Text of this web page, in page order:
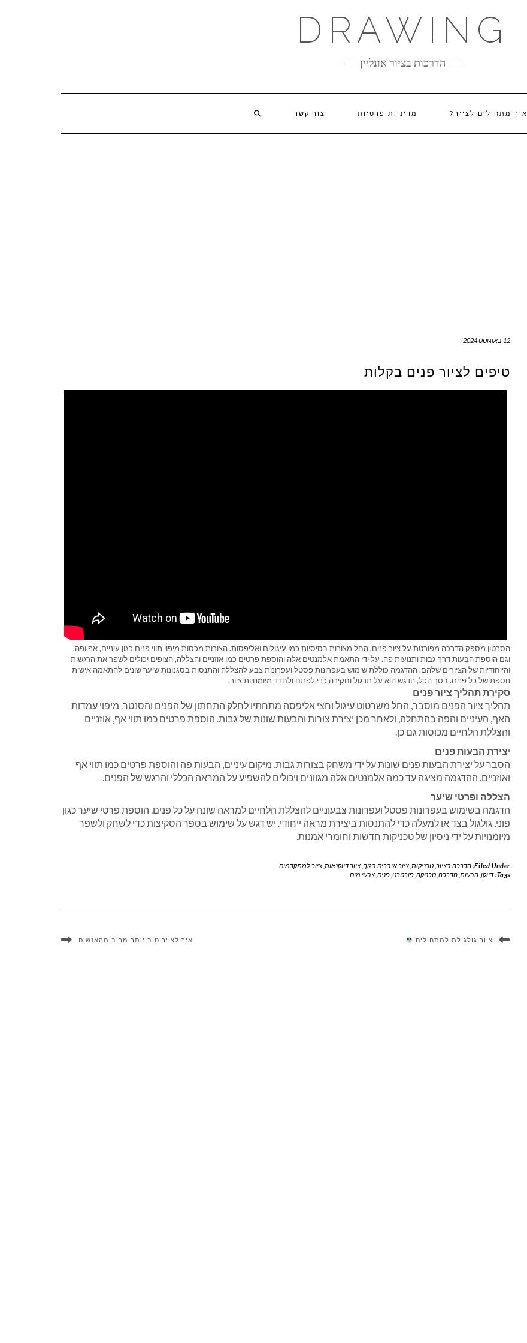
DRAWING
הדרכות בציור אונליין
איך מתחילים לצייר? מדיניות פרטיות צור קשר
12 באוגוסט 2024
טיפים לציור פנים בקלות
הסרטון מספק הדרכה מפורטת על ציור פנים, החל מצורות בסיסיות כמו עיגולים ואליפסות. הצורות מכסות מיפוי תווי פנים כגון עיניים, אף ופה,
וגם הוספת הבעות דרך גבות ותנועות פה. על ידי התאמת אלמנטים אלה והוספת פרטים כמו אוזניים והצללה, הצופים יכולים לשפר את הרגשות
והייחודיות של הציורים שלהם. ההדגמה כוללת שימוש בעפרונות פסטל ועפרונות צבע להצללה והתנסות בסגנונות שיער שונים להתאמה אישית
נוספת של כל פנים. בסך הכל, הדגש הוא על תרגול וחקירה כדי לפתח ולחדד מיומנויות ציור.
סקירת תהליך ציור פנים
תהליך ציור הפנים מוסבר, החל משרטוט עיגול וחצי אליפסה מתחתיו לחלק התחתון של הפנים והסנטר. מיפוי עמדות
האף, העיניים והפה בהתחלה, ולאחר מכן יצירת צורות והבעות שונות של גבות. הוספת פרטים כמו תווי אף, אוזניים
והצללת הלחיים מכוסות גם כן.
יצירת הבעות פנים
הסבר על יצירת הבעות פנים שונות על ידי משחק בצורות גבות, מיקום עיניים, הבעות פה והוספת פרטים כמו תווי אף
ואוזניים. ההדגמה מציגה עד כמה אלמנטים אלה מגוונים ויכולים להשפיע על המראה הכללי והרגש של הפנים.
הצללה ופרטי שיער
הדגמה בשימוש בעפרונות פסטל ועפרונות צבעוניים להצללת הלחיים למראה שונה על כל פנים. הוספת פרטי שיער כגון
פוני, גולגול בצד או למעלה כדי להתנסות ביצירת מראה ייחודי. יש דגש על שימוש בספר הסקיצות כדי לשחק ולשפר
מיומנויות על ידי ניסיון של טכניקות חדשות וחומרי אמנות.
Filed Under: הדרכה בציור, טכניקות ציור איברים בגוף, ציור דיוקנאות ציור למתקדמים
Tags: דיוקן, הבעות הדרכה, טכניקה, פורטרט, פנים, צבעי מים
ציור גולגולת למתחילים איך לצייר טוב יותר מרוב מהאנשים